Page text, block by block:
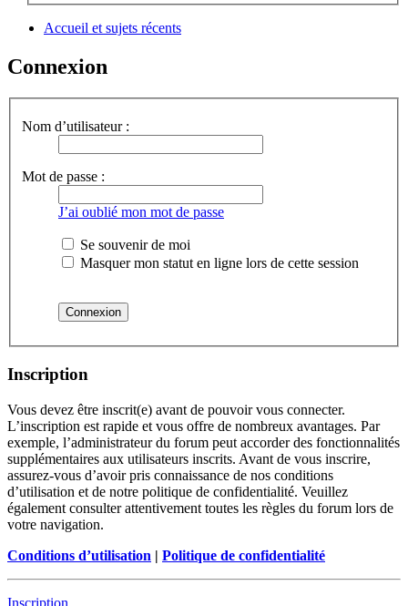
Accueil et sujets récents
Connexion
Nom d’utilisateur :
Mot de passe :
J’ai oublié mon mot de passe
Se souvenir de moi
Masquer mon statut en ligne lors de cette session
Inscription
Vous devez être inscrit(e) avant de pouvoir vous connecter.
L’inscription est rapide et vous offre de nombreux avantages. Par
exemple, l’administrateur du forum peut accorder des fonctionnalités
supplémentaires aux utilisateurs inscrits. Avant de vous inscrire,
assurez-vous d’avoir pris connaissance de nos conditions
d’utilisation et de notre politique de confidentialité. Veuillez
également consulter attentivement toutes les règles du forum lors de
votre navigation.
Conditions d’utilisation | Politique de confidentialité
Inscription